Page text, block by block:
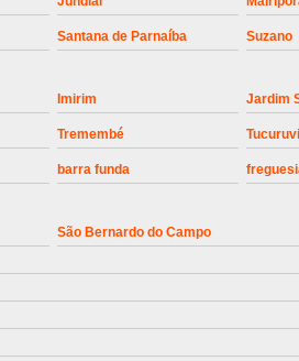
Instalação de Portão de
Instalação de Portão
Instalação de Trava Portão
Conserto de Motor de
Manutenção de Motor de
Manutenção em Motor de
Santana de Parnaíba Suzano
Imirim Jardim
Tremembé Tucuruvi
barra funda
São Bernardo do Campo